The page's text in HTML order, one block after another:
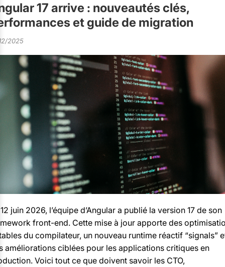
17 arrive : nouveautés clés,
et guide de migration
2025
juin 2026, l’équipe d’Angular a publié la version 17 de son
front-end. Cette mise à jour apporte des
du compilateur, un nouveau runtime réactif “signals”
améliorations ciblées pour les applications critiques en
Voici tout ce que doivent savoir les CTO,